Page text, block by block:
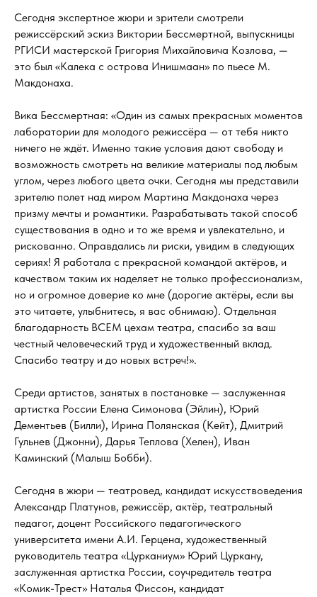
Сегодня экспертное жюри и зрители смотрели
режиссёрский эскиз Виктории Бессмертной, выпускницы
РГИСИ мастерской Григория Михайловича Козлова, —
это был «Калека с острова Инишмаан» по пьесе М.
Макдонаха.
Вика Бессмертная: «Один из самых прекрасных моментов
лаборатории для молодого режиссёра — от тебя никто
ничего не ждёт. Именно такие условия дают свободу и
возможность смотреть на великие материалы под любым
углом, через любого цвета очки. Сегодня мы представили
зрителю полет над миром Мартина Макдонаха через
призму мечты и романтики. Разрабатывать такой способ
существования в одно и то же время и увлекательно, и
рискованно. Оправдались ли риски, увидим в следующих
сериях! Я работала с прекрасной командой актёров, и
качеством таким их наделяет не только профессионализм,
но и огромное доверие ко мне (дорогие актёры, если вы
это читаете, улыбнитесь, я вас обнимаю). Отдельная
благодарность ВСЕМ цехам театра, спасибо за ваш
честный человеческий труд и художественный вклад.
Спасибо театру и до новых встреч!».
Среди артистов, занятых в постановке — заслуженная
артистка России Елена Симонова (Эйлин), Юрий
Дементьев (Билли), Ирина Полянская (Кейт), Дмитрий
Гульнев (Джонни), Дарья Теплова (Хелен), Иван
Каминский (Малыш Бобби).
Сегодня в жюри — театровед, кандидат искусствоведения
Александр Платунов, режиссёр, актёр, театральный
педагог, доцент Российского педагогического
университета имени А.И. Герцена, художественный
руководитель театра «Цурканиум» Юрий Цуркану,
заслуженная артистка России, соучредитель театра
«Комик-Трест» Наталья Фиссон, кандидат